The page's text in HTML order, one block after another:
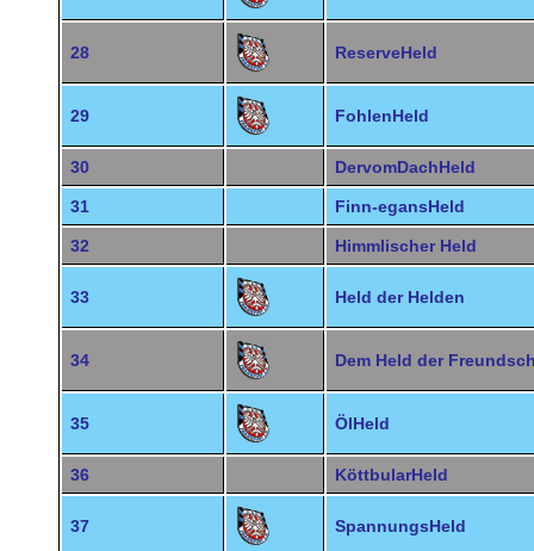
28 ReserveHeld
29 FohlenHeld
30 DervomDachHeld
31 Finn-egansHeld
32 Himmlischer Held
33 Held der Helden
34 Dem Held der
35 ÖlHeld
36 KöttbularHeld
37 SpannungsHeld